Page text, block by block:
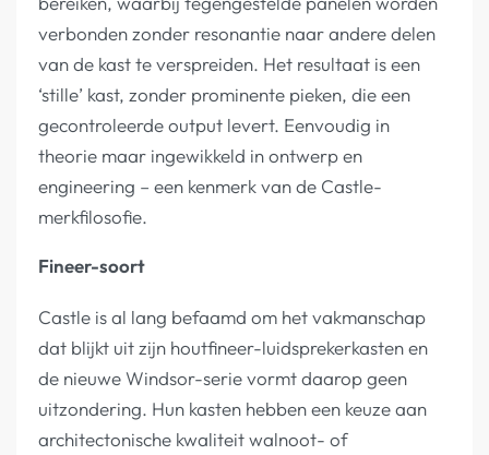
verbonden zonder resonantie naar andere delen
van de kast te verspreiden. Het resultaat is een
‘stille’ kast, zonder prominente pieken, die een
gecontroleerde output levert. Eenvoudig in
theorie maar ingewikkeld in ontwerp en
engineering – een kenmerk van de Castle-
merkfilosofie.
Fineer-soort
Castle is al lang befaamd om het vakmanschap
dat blijkt uit zijn houtfineer-luidsprekerkasten en
de nieuwe Windsor-serie vormt daarop geen
uitzondering. Hun kasten hebben een keuze aan
architectonische kwaliteit walnoot- of